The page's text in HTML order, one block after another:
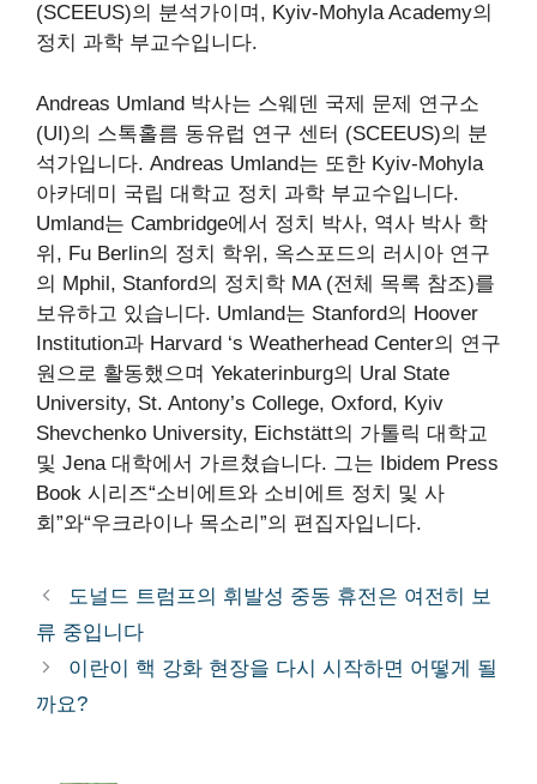
(SCEEUS)의 분석가이며, Kyiv-Mohyla Academy의
정치 과학 부교수입니다.
Andreas Umland 박사는 스웨덴 국제 문제 연구소
(UI)의 스톡홀름 동유럽 연구 센터 (SCEEUS)의 분
석가입니다. Andreas Umland는 또한 Kyiv-Mohyla
아카데미 국립 대학교 정치 과학 부교수입니다.
Umland는 Cambridge에서 정치 박사, 역사 박사 학
위, Fu Berlin의 정치 학위, 옥스포드의 러시아 연구
의 Mphil, Stanford의 정치학 MA (전체 목록 참조)를
보유하고 있습니다. Umland는 Stanford의 Hoover
Institution과 Harvard ‘s Weatherhead Center의 연구
원으로 활동했으며 Yekaterinburg의 Ural State
University, St. Antony’s College, Oxford, Kyiv
Shevchenko University, Eichstätt의 가톨릭 대학교
및 Jena 대학에서 가르쳤습니다. 그는 Ibidem Press
Book 시리즈“소비에트와 소비에트 정치 및 사
회”와“우크라이나 목소리”의 편집자입니다.
도널드 트럼프의 휘발성 중동 휴전은 여전히 ​​보
류 중입니다
이란이 핵 강화 현장을 다시 시작하면 어떻게 될
까요?